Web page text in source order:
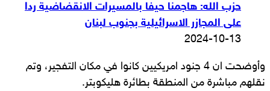
حزب الله: هاجمنا حيفا بالمسيرات الانقضاضية ردا
على المجازر الاسرائيلية بجنوب لبنان
2024-10-13
وأوضحت ان 4 جنود امريكيين كانوا في مكان التفجير، وتم
نقلهم مباشرة من المنطقة بطائرة هليكوبتر.